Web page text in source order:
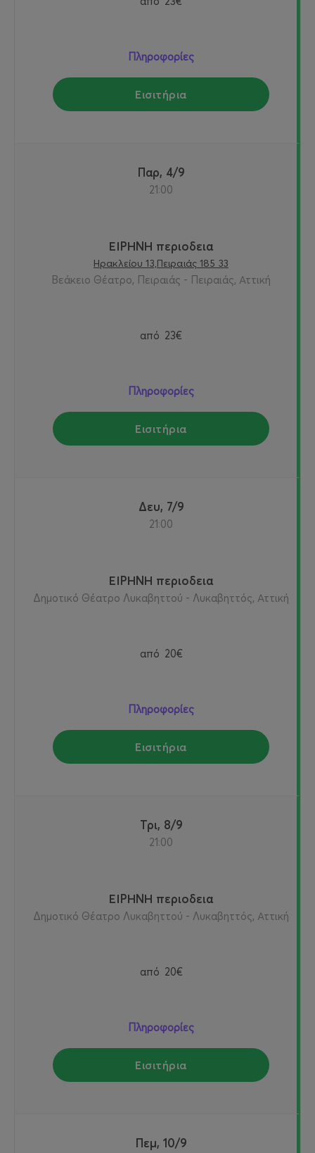
Πληροφορίες
Εισιτήρια
Παρ, 4/9
21:00
ΕΙΡΗΝΗ περιοδεια
Ηρακλείου 13,Πειραιάς 185 33
Βεάκειο Θέατρο, Πειραιάς - Πειραιάς, Αττική
από 23€
Πληροφορίες
Εισιτήρια
Δευ, 7/9
21:00
ΕΙΡΗΝΗ περιοδεια
Δημοτικό Θέατρο Λυκαβηττού - Λυκαβηττός, Αττική
από 20€
Πληροφορίες
Εισιτήρια
Τρι, 8/9
21:00
ΕΙΡΗΝΗ περιοδεια
Δημοτικό Θέατρο Λυκαβηττού - Λυκαβηττός, Αττική
από 20€
Πληροφορίες
Εισιτήρια
Πεμ, 10/9